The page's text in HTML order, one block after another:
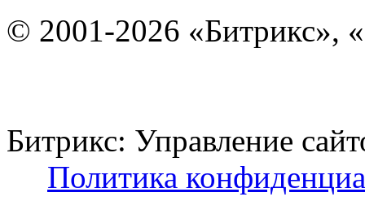
© 2001-2026 «Битрикс»,
Битрикс: Управление
Политика